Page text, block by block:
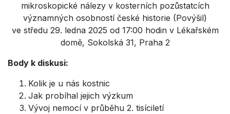
mikroskopické nálezy v kosterních pozůstatcích
významných osobností české historie (Povýšil)
ve středu 29. ledna 2025 od 17:00 hodin v Lékařském
domě, Sokolská 31, Praha 2
Body k diskusi:
Kolik je u nás kostnic
Jak probíhal jejich výzkum
Vývoj nemocí v průběhu 2. tisíciletí